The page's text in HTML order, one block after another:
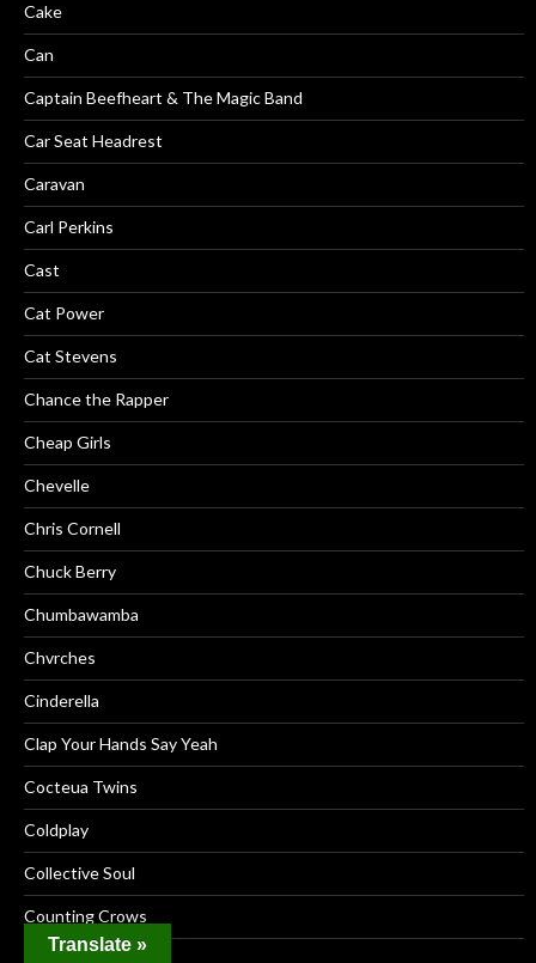
Cake
Can
Captain Beefheart & The Magic Band
Car Seat Headrest
Caravan
Carl Perkins
Cast
Cat Power
Cat Stevens
Chance the Rapper
Cheap Girls
Chevelle
Chris Cornell
Chuck Berry
Chumbawamba
Chvrches
Cinderella
Clap Your Hands Say Yeah
Cocteua Twins
Coldplay
Collective Soul
Counting Crows
Translate »